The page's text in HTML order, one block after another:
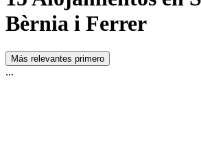
Bèrnia i Ferrer
Más relevantes primero
...